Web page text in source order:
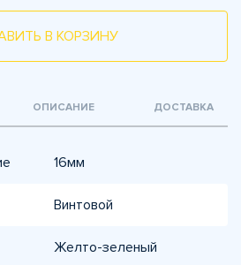
В КОРЗИНУ
ОПИСАНИЕ ДОСТАВКА
16мм
Винтовой
Желто-зеленый